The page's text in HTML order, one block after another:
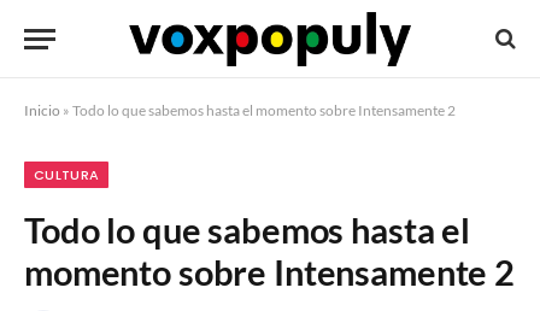
Inicio » Todo lo que sabemos hasta el momento sobre Intensamente 2
CULTURA
Todo lo que sabemos hasta el
momento sobre Intensamente 2